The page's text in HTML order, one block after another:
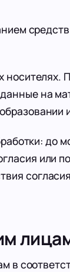
на
до
или
в